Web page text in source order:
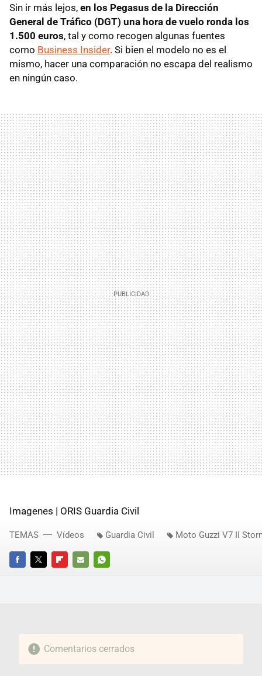
Sin ir más lejos, en los Pegasus de la Dirección
General de Tráfico (DGT) una hora de vuelo ronda los
1.500 euros, tal y como recogen algunas fuentes
como Business Insider. Si bien el modelo no es el
mismo, hacer una comparación no escapa del realismo
en ningún caso.
Imagenes | ORIS Guardia Civil
FACEBOOKTWITTERFLIPBOARD
E-
WHATSAPP
TEMAS Vídeos Guardia Civil Moto Guzzi V7 II
Comentarios cerrados